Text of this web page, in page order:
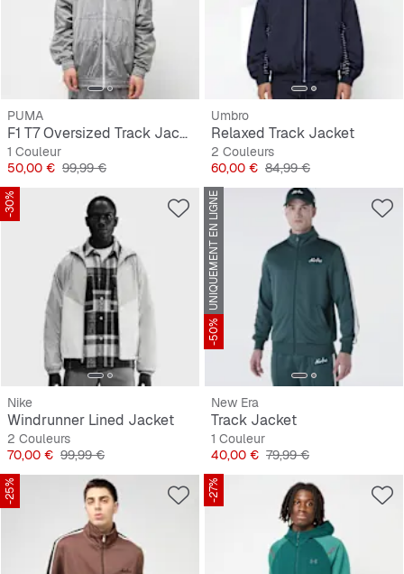
PUMA
F1 T7 Oversized Track Jacket
1 Couleur
Prix
50,00 € Prix original
99,99 €
Umbro
Relaxed Track Jacket
2 Couleurs
Prix
60,00 € Prix original
84,99 €
-30%
Nike
Windrunner Lined Jacket
2 Couleurs
Prix
70,00 € Prix original
99,99 €
UNIQUEMENT EN LIGNE
-50%
New Era
Track Jacket
1 Couleur
Prix
40,00 € Prix original
79,99 €
-25% -27%